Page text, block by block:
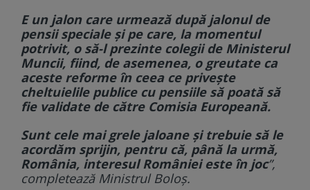
E un jalon care urmează după jalonul de
pensii speciale şi pe care, la momentul
potrivit, o să-l prezinte colegii de Ministerul
Muncii, fiind, de asemenea, o greutate ca
aceste reforme în ceea ce priveşte
cheltuielile publice cu pensiile să poată să
fie validate de către Comisia Europeană.
Sunt cele mai grele jaloane şi trebuie să le
acordăm sprijin, pentru că, până la urmă,
România, interesul României este în joc”,
completează Ministrul Boloș.